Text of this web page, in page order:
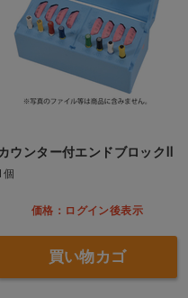
カウンター付エンドブロックⅡ
個
価格：ログイン後表示
買い物カゴ